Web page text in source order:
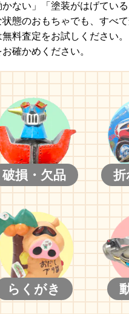
ない」「塗装がはげてい
態のおもちゃでも、すべ
料査定をお試しください
確かめください。
破損・欠品 折
らくがき